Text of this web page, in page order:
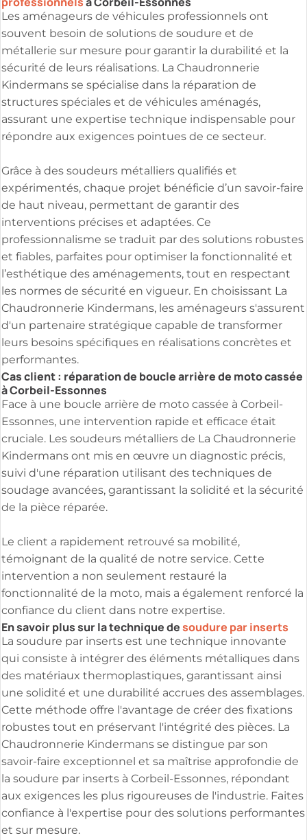
Les aménageurs de véhicules professionnels ont
souvent besoin de solutions de soudure et de
métallerie sur mesure pour garantir la durabilité et la
sécurité de leurs réalisations. La Chaudronnerie
Kindermans se spécialise dans la réparation de
structures spéciales et de véhicules aménagés,
assurant une expertise technique indispensable pour
répondre aux exigences pointues de ce secteur.
Grâce à des soudeurs métalliers qualifiés et
expérimentés, chaque projet bénéficie d’un savoir-faire
de haut niveau, permettant de garantir des
interventions précises et adaptées. Ce
professionnalisme se traduit par des solutions robustes
et fiables, parfaites pour optimiser la fonctionnalité et
l’esthétique des aménagements, tout en respectant
les normes de sécurité en vigueur. En choisissant La
Chaudronnerie Kindermans, les aménageurs s'assurent
d'un partenaire stratégique capable de transformer
leurs besoins spécifiques en réalisations concrètes et
performantes.
Cas client : réparation de boucle arrière de moto cassée
à Corbeil-Essonnes
Face à une boucle arrière de moto cassée à Corbeil-
Essonnes, une intervention rapide et efficace était
cruciale. Les soudeurs métalliers de La Chaudronnerie
Kindermans ont mis en œuvre un diagnostic précis,
suivi d'une réparation utilisant des techniques de
soudage avancées, garantissant la solidité et la sécurité
de la pièce réparée.
Le client a rapidement retrouvé sa mobilité,
témoignant de la qualité de notre service. Cette
intervention a non seulement restauré la
fonctionnalité de la moto, mais a également renforcé la
confiance du client dans notre expertise.
En savoir plus sur la technique desoudure par inserts
La soudure par inserts est une technique innovante
qui consiste à intégrer des éléments métalliques dans
des matériaux thermoplastiques, garantissant ainsi
une solidité et une durabilité accrues des assemblages.
Cette méthode offre l'avantage de créer des fixations
robustes tout en préservant l'intégrité des pièces. La
Chaudronnerie Kindermans se distingue par son
savoir-faire exceptionnel et sa maîtrise approfondie de
la soudure par inserts à Corbeil-Essonnes, répondant
aux exigences les plus rigoureuses de l'industrie. Faites
confiance à l'expertise pour des solutions performantes
et sur mesure.